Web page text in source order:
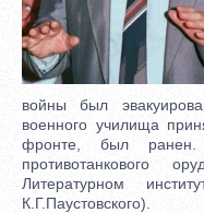
войны был
военного училища
фронте, был ранен.
противотанкового
Литературном
К.Г.Паустовского).